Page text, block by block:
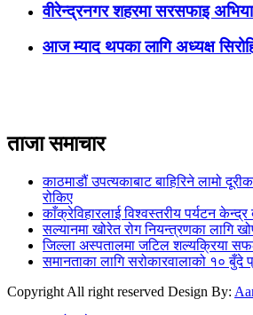
वीरेन्द्रनगर शहरमा सरसफाइ
आज म्याद थपका लागि अध्यक्ष
ताजा समाचार
काठमाडौं उपत्यकाबाट बाहिरिने लामो
रोकिए
काँक्रेविहारलाई विश्वस्तरीय पर्यटन
सल्यानमा खोरेत रोग नियन्त्रणका लागि
जिल्ला अस्पतालमा जटिल शल्यक्रिया
समानताका लागि सरोकारवालाको १० बुँदे
Copyright All right reserved Design By: